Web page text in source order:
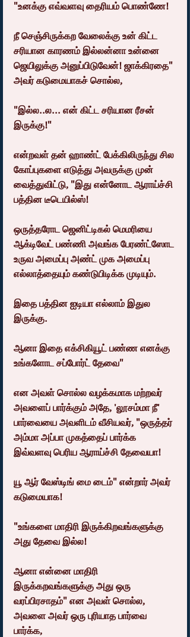
"உனக்கு எவ்வளவு தைரியம் பொண்ணே!
நீ செஞ்சிருக்கற வேலைக்கு உன் கிட்ட
சரியான காரணம் இல்லன்னா உன்னை
ஜெயிலுக்கு அனுப்பிடுவேன்! ஜாக்கிரதை"
அவர் கடுமையாகச் சொல்ல,
"இல்ல..ல... என் கிட்ட சரியான ரீசன்
இருக்கு!"
என்றவள் தன் ஹாண்ட் பேக்கிலிருந்து சில
கோப்புகளை எடுத்து அவருக்கு முன்
வைத்துவிட்டு, "இது என்னோட ஆராய்ச்சி
பத்தின டீடெயில்ஸ்!
ஒருத்தரோட ஜெனிட்டிகல் மெமரியை
ஆக்டிவேட் பண்ணி அவங்க பேரண்ட்ஸோட
உருவ அமைப்பு அண்ட் முக அமைப்பு
எல்லாத்தையும் கண்டுபிடிக்க முடியும்.
இதை பத்தின ஐடியா எல்லாம் இதுல
இருக்கு.
ஆனா இதை எக்சிகியூட் பண்ண எனக்கு
உங்களோட சப்போர்ட் தேவை"
என அவள் சொல்ல வழக்கமாக மற்றவர்
அவளைப் பார்க்கும் அதே, 'லூசம்மா நீ'
பார்வையை அவளிடம் வீசியவர், "ஒருத்தர்
அம்மா அப்பா முகத்தைப் பார்க்க
இவ்வளவு பெரிய ஆராய்ச்சி தேவையா!
யூ ஆர் வேஸ்டிங் மை டைம்" என்றார் அவர்
கடுமையாக!
"உங்களை மாதிரி இருக்கிறவங்களுக்கு
அது தேவை இல்ல!
ஆனா என்னை மாதிரி
இருக்கறவங்களுக்கு அது ஒரு
வரப்பிரசாதம்" என அவள் சொல்ல,
அவளை அவர் ஒரு புரியாத பார்வை
பார்க்க,